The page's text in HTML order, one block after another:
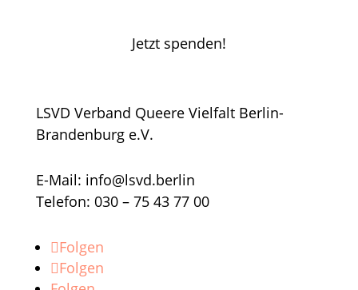
Jetzt spenden!
LSVD Verband Queere Vielfalt Berlin-
Brandenburg e.V.
E-Mail: info@lsvd.berlin
Telefon: 030 – 75 43 77 00
Folgen
Folgen